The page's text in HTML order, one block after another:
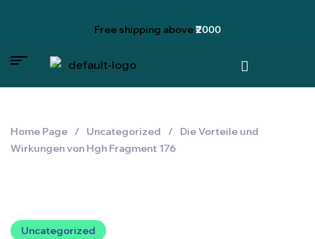
Free shipping above₹2000
Home Page / Uncategorized /
Die Vorteile und
Wirkungen von Hgh Fragment 176
Uncategorized